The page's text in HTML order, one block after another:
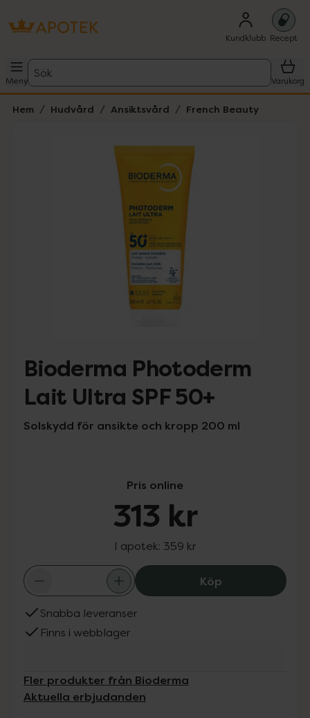
Kundklubb Recept
Meny
Sök
Varukorg
Hem Hudvård Ansiktsvård French Beauty
Lista: . Innehåller 2 objekt.
Bioderma Photoderm
Lait Ultra SPF 50+
Solskydd för ansikte och kropp 200 ml
Pris online
313 kr
I apotek: 359 kr
KöpBioderma
Snabba leveranser
Finns i webblager
Fler produkter från Bioderma
Aktuella erbjudanden